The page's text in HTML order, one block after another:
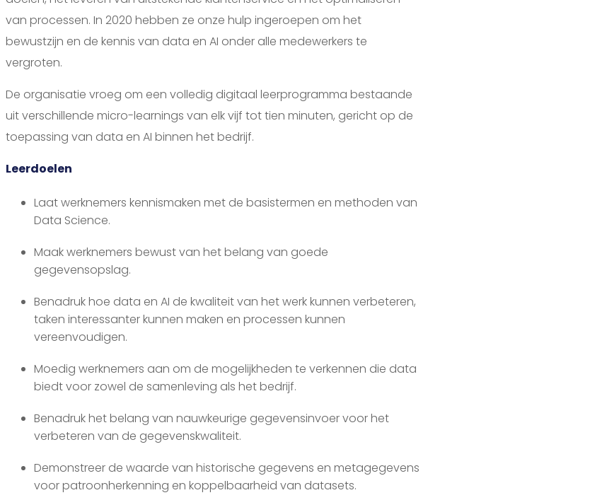
van processen. In 2020 hebben ze onze hulp ingeroepen om het
bewustzijn en de kennis van data en AI onder alle medewerkers te
vergroten.
De organisatie vroeg om een volledig digitaal leerprogramma bestaande
uit verschillende micro-learnings van elk vijf tot tien minuten, gericht op de
toepassing van data en AI binnen het bedrijf.
Leerdoelen
Laat werknemers kennismaken met de basistermen en methoden van
Data Science.
Maak werknemers bewust van het belang van goede
gegevensopslag.
Benadruk hoe data en AI de kwaliteit van het werk kunnen verbeteren,
taken interessanter kunnen maken en processen kunnen
vereenvoudigen.
Moedig werknemers aan om de mogelijkheden te verkennen die data
biedt voor zowel de samenleving als het bedrijf.
Benadruk het belang van nauwkeurige gegevensinvoer voor het
verbeteren van de gegevenskwaliteit.
Demonstreer de waarde van historische gegevens en metagegevens
voor patroonherkenning en koppelbaarheid van datasets.